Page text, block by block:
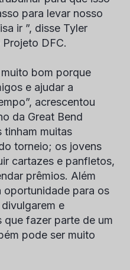
para levar nosso
ir ”, disse Tyler
DFC.
bom porque
e ajudar a
acrescentou
da Great Bend
tinham muitas
torneio; os jovens
cartazes e panfletos,
prêmios. Além
oportunidade para os
e
que fazer parte de um
pode ser muito